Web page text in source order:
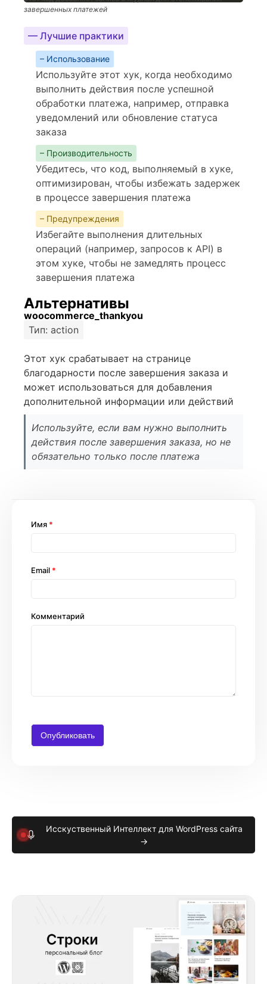
завершенных платежей
— Лучшие практики
– Использование
Используйте этот хук, когда необходимо
выполнить действия после успешной
обработки платежа, например, отправка
уведомлений или обновление статуса
заказа
– Производительность
Убедитесь, что код, выполняемый в хуке,
оптимизирован, чтобы избежать задержек
в процессе завершения платежа
– Предупреждения
Избегайте выполнения длительных
операций (например, запросов к API) в
этом хуке, чтобы не замедлять процесс
завершения платежа
Альтернативы
woocommerce_thankyou
Тип: action
Этот хук срабатывает на странице
благодарности после завершения заказа и
может использоваться для добавления
дополнительной информации или действий
Используйте, если вам нужно выполнить
действия после завершения заказа, но не
обязательно только после платежа
Комментарий
Имя *
Email *
Исскуственный Интеллект для WordPress сайта
→